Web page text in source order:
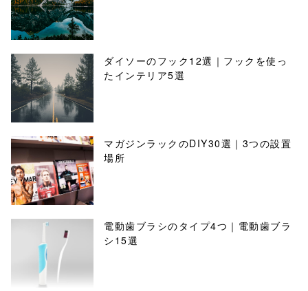
ダイソーのフック12選｜フックを使っ
たインテリア5選
マガジンラックのDIY30選｜3つの設置
場所
電動歯ブラシのタイプ4つ｜電動歯ブラ
シ15選